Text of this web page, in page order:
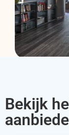
Bekijk